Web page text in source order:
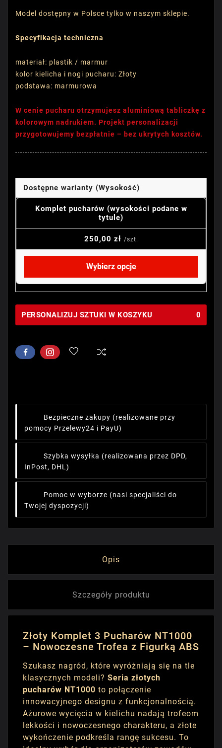
Model dostępny w Polsce tylko w naszym sklepie.
Specyfikacja techniczna
materiał: plastik / marmur
kolor kielicha i nogi pucharu: Złoty
podstawa: marmurowa
W cenie pucharu otrzymujesz aluminiową tabliczkę z
kolorowym nadrukiem. Projekt personalizacji
przygotowujemy bezpłatnie – bez ukrytych kosztów.
Dostępne warianty (Wysokość)
Komplet pucharów (wysokości podane w
tytule)
250,00 zł /szt.
Wybierz opcje
PERSONALIZUJ SZTUKI W KOSZYKU 0
Bezpieczne zakupy (realizowane przy
pomocy Przelewy24 i PayU)
Szybka wysyłka (realizowana przez DPD,
InPost, DHL)
Pomoc w wyborze (nasi specjaliści do
Twojej dyspozycji)
Opis
Szczegóły produktu
Złoty Komplet 3 Pucharów NT1000
– Nowoczesne Trofea z Figurką ABS
Szukasz nagród, które wyróżniają się na tle
klasycznych modeli? Seria złotych
pucharów NT1000 to połączenie
innowacyjnego designu z funkcjonalnością.
Ażurowe wycięcia w kielichu nadają trofeom
lekkości i nowoczesnego charakteru, a złote
wykończenie podkreśla rangę sukcesu. To